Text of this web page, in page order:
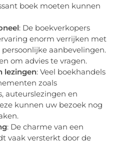
boek moeten kunnen
: De boekverkopers
enorm verrijken met
aanbevelingen.
om advies te vragen.
lezingen: Veel boekhandels
zoals
auteurslezingen en
kunnen uw bezoek nog
: De charme van een
vaak versterkt door de